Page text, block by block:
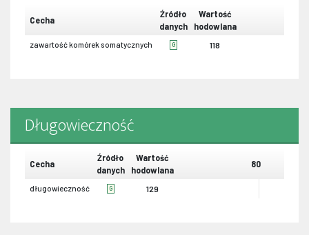
Cecha
Źródło
danych
Wartość
hodowlana
zawartość komórek somatycznych G 118
Długowieczność
Cecha
Źródło
danych
Wartość
hodowlana
80
długowieczność G 129